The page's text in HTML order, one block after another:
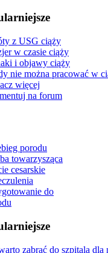
z USG ciąży
w czasie ciąży
i objawy ciąży
nie można pracować w
więcej
na forum
porodu
towarzysząca
cesarskie
do
zabrać do szpitala